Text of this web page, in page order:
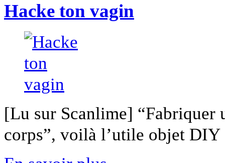
Hacke ton vagin
[Lu sur Scanlime] “Fabriquer
corps”, voilà l’utile objet